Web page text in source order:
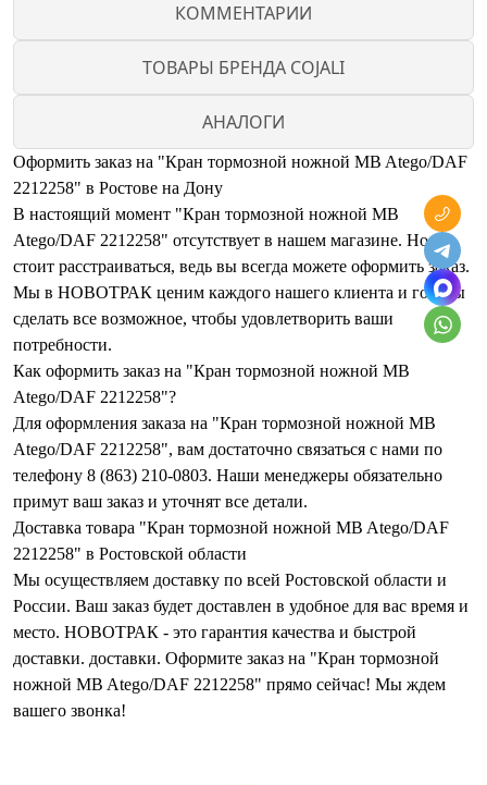
КОММЕНТАРИИ
ТОВАРЫ БРЕНДА COJALI
АНАЛОГИ
Оформить заказ на "Кран тормозной ножной MB Atego/DAF
2212258" в Ростове на Дону
В настоящий момент "Кран тормозной ножной MB
Atego/DAF 2212258" отсутствует в нашем магазине. Но не
стоит расстраиваться, ведь вы всегда можете оформить заказ.
Мы в НОВОТРАК ценим каждого нашего клиента и готовы
сделать все возможное, чтобы удовлетворить ваши
потребности.
Как оформить заказ на "Кран тормозной ножной MB
Atego/DAF 2212258"?
Для оформления заказа на "Кран тормозной ножной MB
Atego/DAF 2212258", вам достаточно связаться с нами по
телефону 8 (863) 210-0803. Наши менеджеры обязательно
примут ваш заказ и уточнят все детали.
Доставка товара "Кран тормозной ножной MB Atego/DAF
2212258" в Ростовской области
Мы осуществляем доставку по всей Ростовской области и
России. Ваш заказ будет доставлен в удобное для вас время и
место. НОВОТРАК - это гарантия качества и быстрой
доставки. доставки. Оформите заказ на "Кран тормозной
ножной MB Atego/DAF 2212258" прямо сейчас! Мы ждем
вашего звонка!